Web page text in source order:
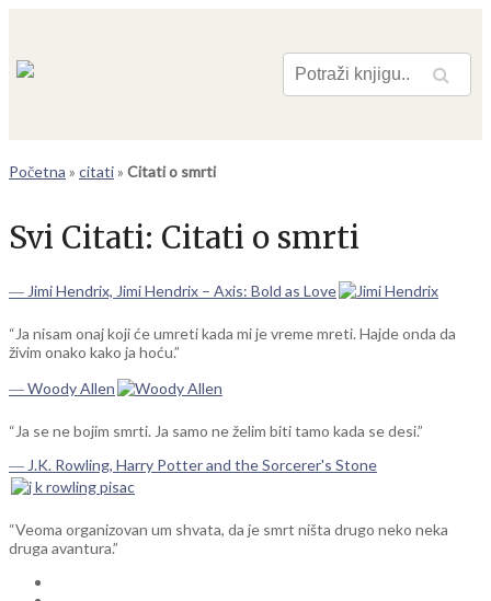
Pretraga
Početna » citati» Citati o smrti
Svi Citati: Citati o smrti
― Jimi Hendrix, Jimi Hendrix – Axis: Bold as Love
“Ja nisam onaj koji će umreti kada mi je vreme mreti. Hajde onda da
živim onako kako ja hoću.”
― Woody Allen
“Ja se ne bojim smrti. Ja samo ne želim biti tamo kada se desi.”
― J.K. Rowling, Harry Potter and the Sorcerer's Stone
“Veoma organizovan um shvata, da je smrt ništa drugo neko neka
druga avantura.”